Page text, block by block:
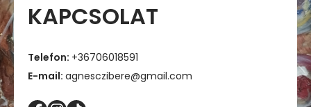
KAPCSOLAT
Telefon: +36706018591
E-mail: agnesczibere@gmail.com